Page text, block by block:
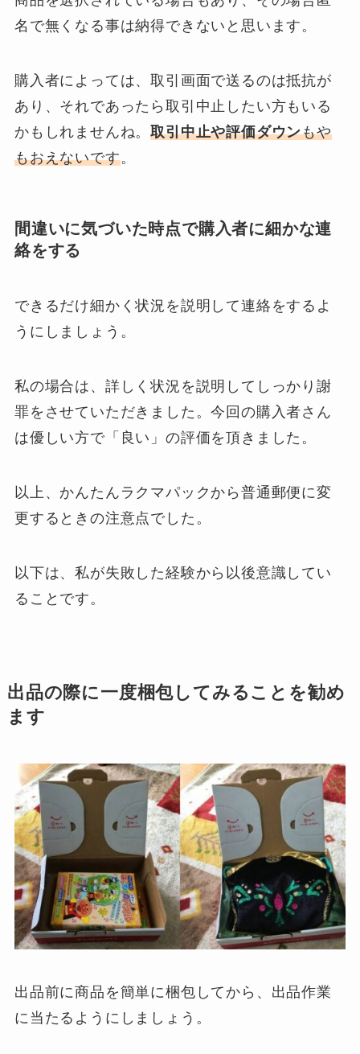
名で無くなる事は納得できないと思います。
購入者によっては、取引画面で送るのは抵抗が
あり、それであったら取引中止したい方もいる
かもしれませんね。取引中止や評価ダウンもや
もおえないです。
間違いに気づいた時点で購入者に細かな連
絡をする
できるだけ細かく状況を説明して連絡をするよ
うにしましょう。
私の場合は、詳しく状況を説明してしっかり謝
罪をさせていただきました。今回の購入者さん
は優しい方で「良い」の評価を頂きました。
以上、かんたんラクマパックから普通郵便に変
更するときの注意点でした。
以下は、私が失敗した経験から以後意識してい
ることです。
出品の際に一度梱包してみることを勧め
ます
出品前に商品を簡単に梱包してから、出品作業
に当たるようにしましょう。